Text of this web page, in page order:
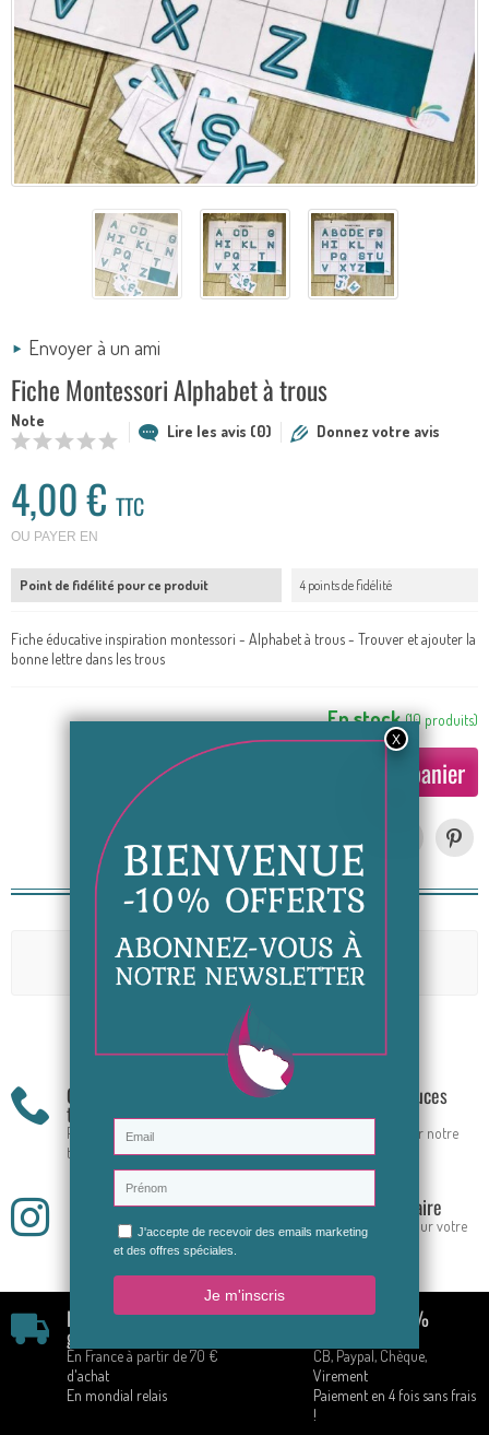
Envoyer à un ami
Fiche Montessori Alphabet à trous
Note
Lire les avis (0) Donnez votre avis
4,00 € TTC
OU PAYER EN
Point de fidélité pour ce produit 4 points de fidélité
Fiche éducative inspiration montessori - Alphabet à trous - Trouver et ajouter la
bonne lettre dans les trous
En stock(10produits)
Ajouter au panier
Partager
Avis (0)
Aucun avis n'a été publié pour le moment.
Soyez le premier à donner votre avis
Commande par
téléphone
Prise de commandes par
téléphone
Conseils & Astuces
Beauté
Rejoignez-nous sur notre
groupe FB
Restons en contact
Rejoignez-nous sur
Instagram
Offre Anniversaire
Une super offre pour votre
Livraison rapide &
gratuite
En France à partir de 70 €
d'achat
En mondial relais
Paiement 100%
CB, Paypal, Chèque,
Virement
Paiement en 4 fois sans frais
!